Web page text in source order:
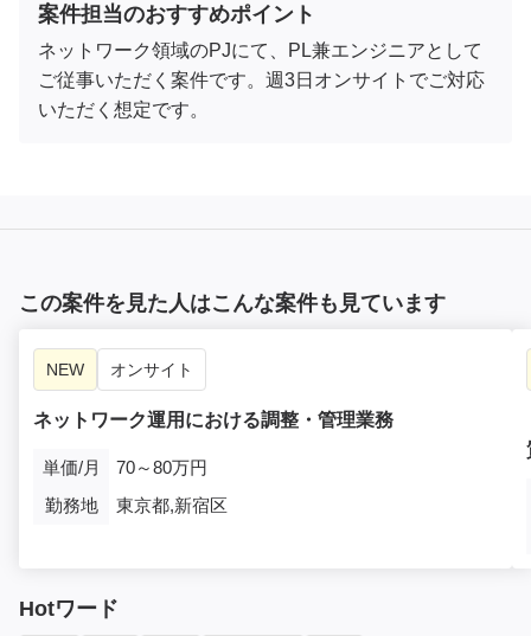
案件担当のおすすめポイント
ネットワーク領域のPJにて、PL兼エンジニアとして
ご従事いただく案件です。週3日オンサイトでご対応
いただく想定です。
この案件を見た人はこんな案件も見ています
NEW オンサイト
ネットワーク運用における調整・管理業務
単価/月
70～80万円
勤務地
東京都,新宿区
Hotワード